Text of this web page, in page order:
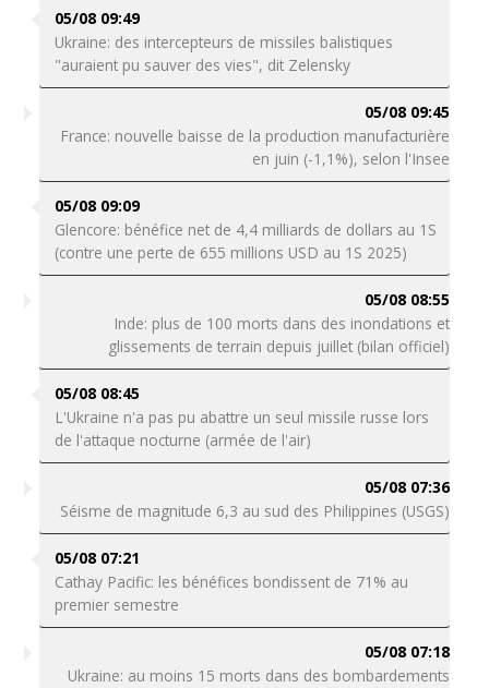
05/08 09:49
Ukraine: des intercepteurs de missiles balistiques
"auraient pu sauver des vies", dit Zelensky
05/08 09:45
France: nouvelle baisse de la production manufacturière
en juin (-1,1%), selon l'Insee
05/08 09:09
Glencore: bénéfice net de 4,4 milliards de dollars au 1S
(contre une perte de 655 millions USD au 1S 2025)
05/08 08:55
Inde: plus de 100 morts dans des inondations et
glissements de terrain depuis juillet (bilan officiel)
05/08 08:45
L'Ukraine n'a pas pu abattre un seul missile russe lors
de l'attaque nocturne (armée de l'air)
05/08 07:36
Séisme de magnitude 6,3 au sud des Philippines (USGS)
05/08 07:21
Cathay Pacific: les bénéfices bondissent de 71% au
premier semestre
05/08 07:18
Ukraine: au moins 15 morts dans des bombardements